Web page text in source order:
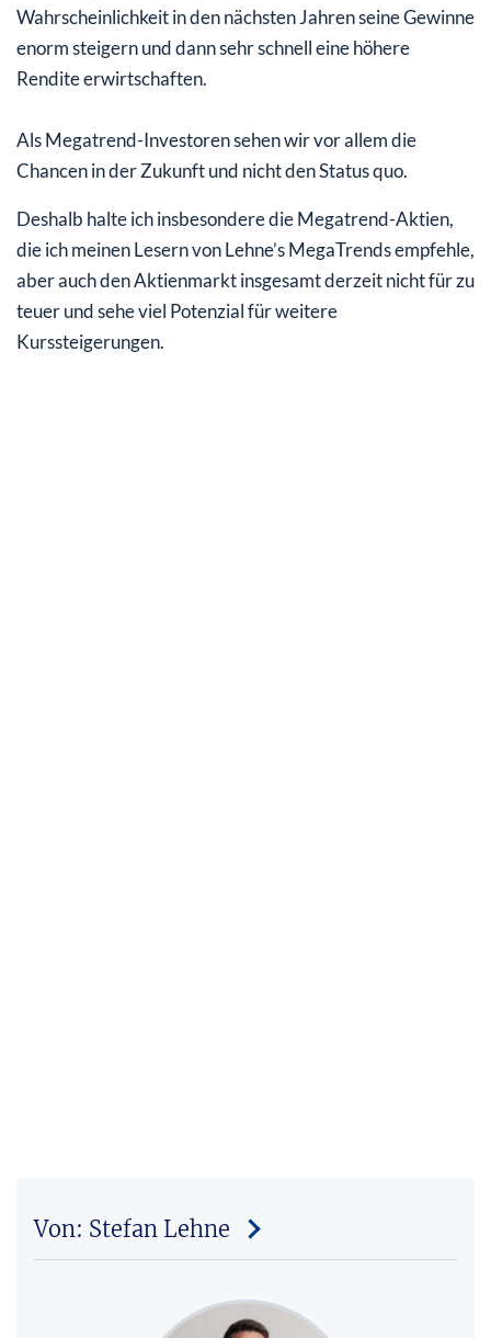
Wahrscheinlichkeit in den nächsten Jahren seine Gewinne
enorm steigern und dann sehr schnell eine höhere
Rendite erwirtschaften.
Als Megatrend-Investoren sehen wir vor allem die
Chancen in der Zukunft und nicht den Status quo.
Deshalb halte ich insbesondere die Megatrend-Aktien,
die ich meinen Lesern von Lehne’s MegaTrends empfehle,
aber auch den Aktienmarkt insgesamt derzeit nicht für zu
teuer und sehe viel Potenzial für weitere
Kurssteigerungen.
Von: Stefan Lehne